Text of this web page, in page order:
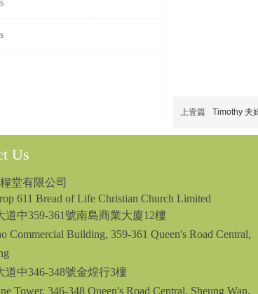
上壹篇 Timothy 夫
Us
堂有限公司
611 Bread of Life Christian Church Limited
道中359-361號南島商業大廈12樓
Commercial Building, 359-361 Queen's Road Central,
中346-348號金煌行3樓
Tower, 346-348 Queen's Road Central, Sheung Wan,